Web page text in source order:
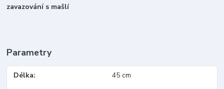
zavazování s mašlí
Parametry
Délka 45 cm